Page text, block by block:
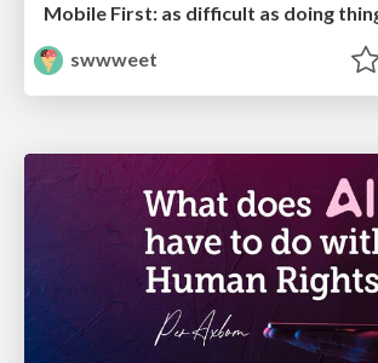
Mobile First: as difficult as doing
swwweet